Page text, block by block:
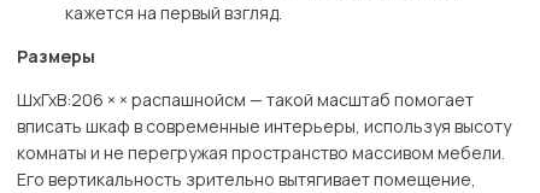
кажется на первый взгляд.
Размеры
ШхГхВ:206 × × распашнойсм — такой масштаб помогает
вписать шкаф в современные интерьеры, используя высоту
комнаты и не перегружая пространство массивом мебели.
Его вертикальность зрительно вытягивает помещение,